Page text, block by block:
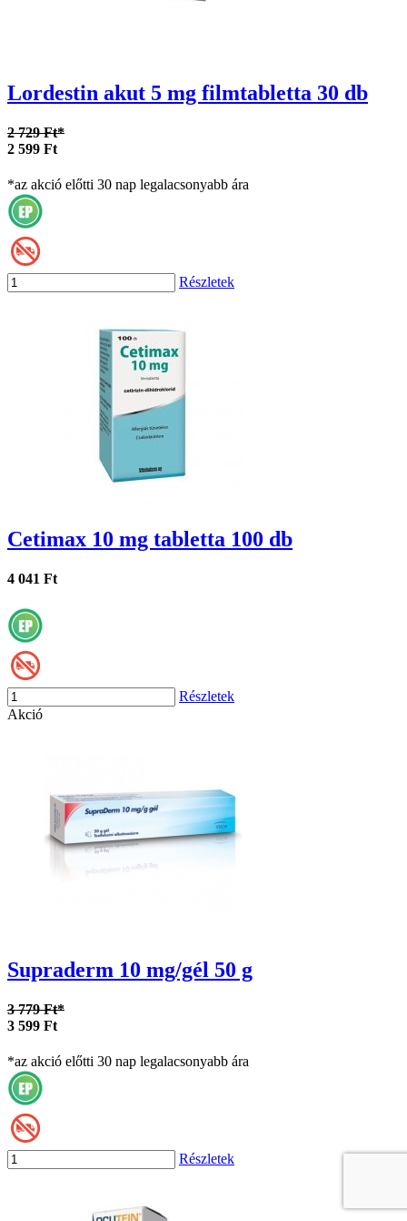
Lordestin akut 5 mg filmtabletta 30 db
2 729 Ft*
2 599 Ft
*az akció előtti 30 nap legalacsonyabb ára
Részletek
Cetimax 10 mg tabletta 100 db
4 041 Ft
Részletek
Akció
Supraderm 10 mg/gél 50 g
3 779 Ft*
3 599 Ft
*az akció előtti 30 nap legalacsonyabb ára
Részletek